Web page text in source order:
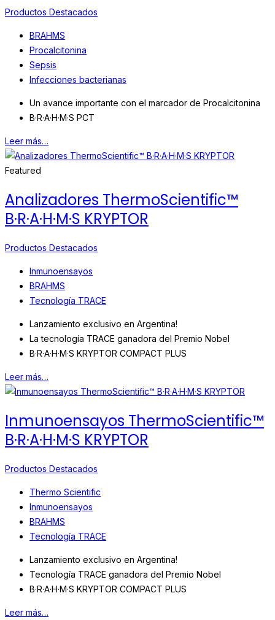
Productos Destacados
BRAHMS
Procalcitonina
Sepsis
Infecciones bacterianas
Un avance importante con el marcador de Procalcitonina
B·R·A·H·M·S PCT
Leer más…
Featured
Analizadores ThermoScientific™
B·R·A·H·M·S KRYPTOR
Productos Destacados
Inmunoensayos
BRAHMS
Tecnología TRACE
Lanzamiento exclusivo en Argentina!
La tecnología TRACE ganadora del Premio Nobel
B·R·A·H·M·S KRYPTOR COMPACT PLUS
Leer más…
Inmunoensayos ThermoScientific™
B·R·A·H·M·S KRYPTOR
Productos Destacados
Thermo Scientific
Inmunoensayos
BRAHMS
Tecnología TRACE
Lanzamiento exclusivo en Argentina!
Tecnología TRACE ganadora del Premio Nobel
B·R·A·H·M·S KRYPTOR COMPACT PLUS
Leer más…